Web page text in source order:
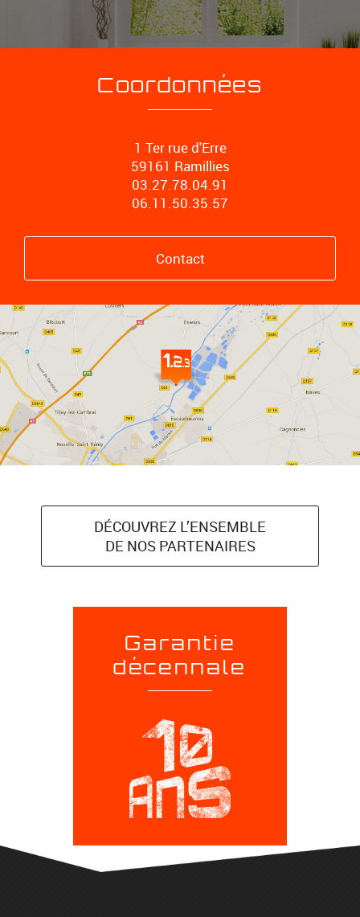
Coordonnées
1 Ter rue d'Erre
59161 Ramillies
03.27.78.04.91
06.11.50.35.57
Contact
DÉCOUVREZ L’ENSEMBLE
DE NOS PARTENAIRES
Garantie
décennale